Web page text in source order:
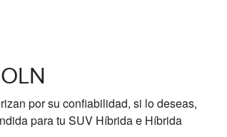
por su confiabilidad, si lo deseas,
para tu SUV Híbrida e Híbrida